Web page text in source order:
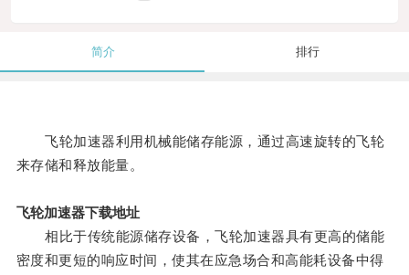
简介 排行
飞轮加速器利用机械能储存能源，通过高速旋转的飞轮
来存储和释放能量。
飞轮加速器下载地址
相比于传统能源储存设备，飞轮加速器具有更高的储能
密度和更短的响应时间，使其在应急场合和高能耗设备中得